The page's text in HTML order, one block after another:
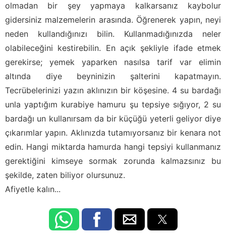
olmadan bir şey yapmaya kalkarsanız kaybolur
gidersiniz malzemelerin arasında. Öğrenerek yapın, neyi
neden kullandığınızı bilin. Kullanmadığınızda neler
olabileceğini kestirebilin. En açık şekliyle ifade etmek
gerekirse; yemek yaparken nasılsa tarif var elimin
altında diye beyninizin şalterini kapatmayın.
Tecrübelerinizi yazın aklınızın bir köşesine. 4 su bardağı
unla yaptığım kurabiye hamuru şu tepsiye sığıyor, 2 su
bardağı un kullanırsam da bir küçüğü yeterli geliyor diye
çıkarımlar yapın. Aklınızda tutamıyorsanız bir kenara not
edin. Hangi miktarda hamurda hangi tepsiyi kullanmanız
gerektiğini kimseye sormak zorunda kalmazsınız bu
şekilde, zaten biliyor olursunuz.
Afiyetle kalın...